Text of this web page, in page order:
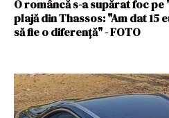
O româncă s-a supărat foc
plajă din Thassos: "Am dat
să fie o diferență" - FOTO